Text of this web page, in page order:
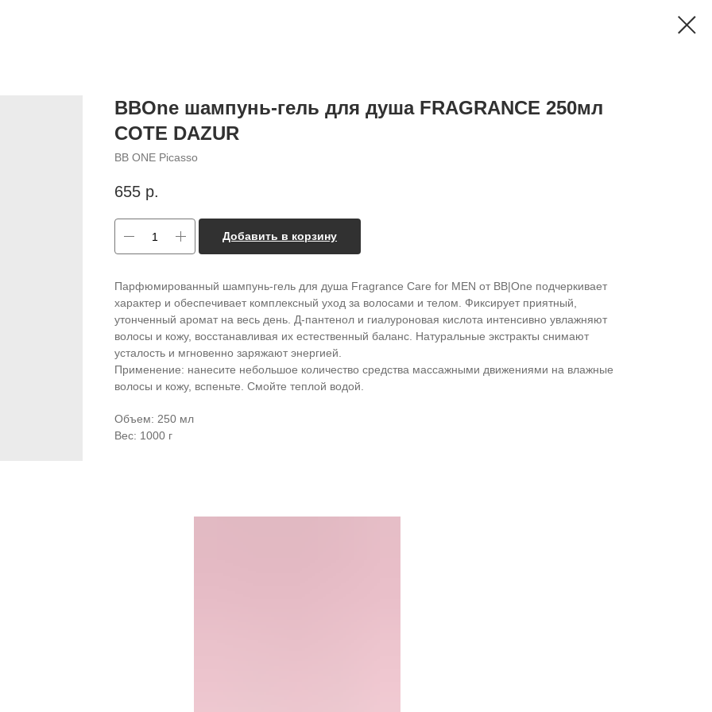
BBOne шампунь-гель для душа FRAGRANCE 250мл
COTE DAZUR
BB ONE Picasso
655 р.
Добавить в корзину
Парфюмированный шампунь-гель для душа Fragrance Care for МЕN от BB|One подчеркивает
характер и обеспечивает комплексный уход за волосами и телом. Фиксирует приятный,
утонченный аромат на весь день. Д-пантенол и гиалуроновая кислота интенсивно увлажняют
волосы и кожу, восстанавливая их естественный баланс. Натуральные экстракты снимают
усталость и мгновенно заряжают энергией.
Применение: нанесите небольшое количество средства массажными движениями на влажные
волосы и кожу, вспеньте. Смойте теплой водой.
Объем: 250 мл
Вес: 1000 г